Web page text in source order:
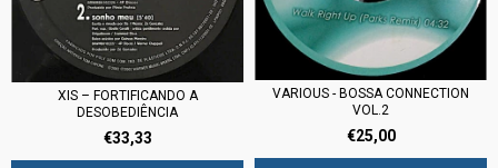
XIS ‎– FORTIFICANDO A
DESOBEDIÊNCIA
€33,33
VARIOUS - BOSSA CONNECTION
VOL.2
€25,00